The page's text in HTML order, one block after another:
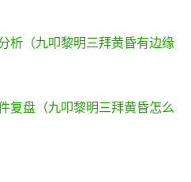
析（九叩黎明三拜黄昏有边缘
复盘（九叩黎明三拜黄昏怎么